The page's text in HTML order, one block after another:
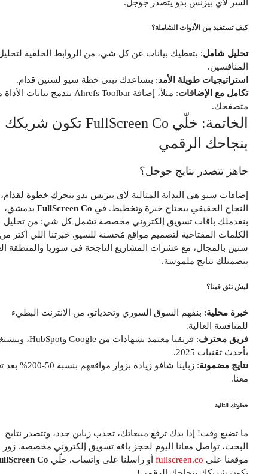
لأي بيزنس بدو يتصدر جوجل.
تستفيد من الأدوات الشاملة؟
شامل : بتعطيك بيانات عن كل شي، من الروابط الخلفية لتحليل
طويلة الأمد: بتساعدك تبني خطة سيو لسنين قدام.
مع الإضافات
: مثلاً، إضافة Ahrefs Toolbar بتدمج بيانات الأداة مع
الخاتمة: خلّي FullScreen Co تكون شريكك
الرقمي
تتصدر نتايج جوجل؟
سيو هي البداية المثالية لأي بيزنس بدو يتحرك خطوة لقدام، بس
الحقيقي بيحتاج خبرة وتخطيط. فيFullScreen Coبدمشق،
باقات تسويق إلكتروني مخصصة تشمل كل شي: من تحليل
الكلمات المفتاحية لتصميم مواقع مُحسنة للسيو. خبرتنا اللي أكتر من 5
بالمجال، مع عشرات المشاريع الناجحة في سوريا والمنطقة العربية،
نتايج ملموسة.
تثق فينا؟
محلية : بنفهم السوق السوري وتحدياتو، من الإنترنت البطيء
العالية.
محترف
: فريقنا معتمد بشهادات من Google وHubSpot، وبيشتغل
تقنيات 2025.
مضمونة
: زباينا شافو زيادة بزوار مواقعهم بنسبة 50-200% بعد تعاونهم
التالية
تضيع وقت! إذا بدك ترفع مبيعاتك، تجذب زباين جدد، وتتصدر نتايج
تواصل معانا اليوم لحجز باقة تسويق إلكتروني مخصصة. زور
علىfullscreen.coأو راسلنا على واتساب. خلّيFullScreen Co